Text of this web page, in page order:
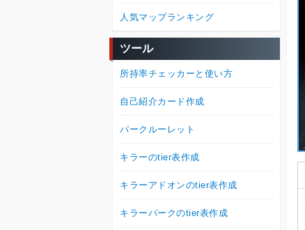
人気マップランキング
ツール
所持率チェッカーと使い方
自己紹介カード作成
パークルーレット
キラーのtier表作成
キラーアドオンのtier表作成
キラーパークのtier表作成